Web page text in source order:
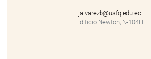
jalvarezb@usfq.edu.ec
Edificio Newton, N-104H